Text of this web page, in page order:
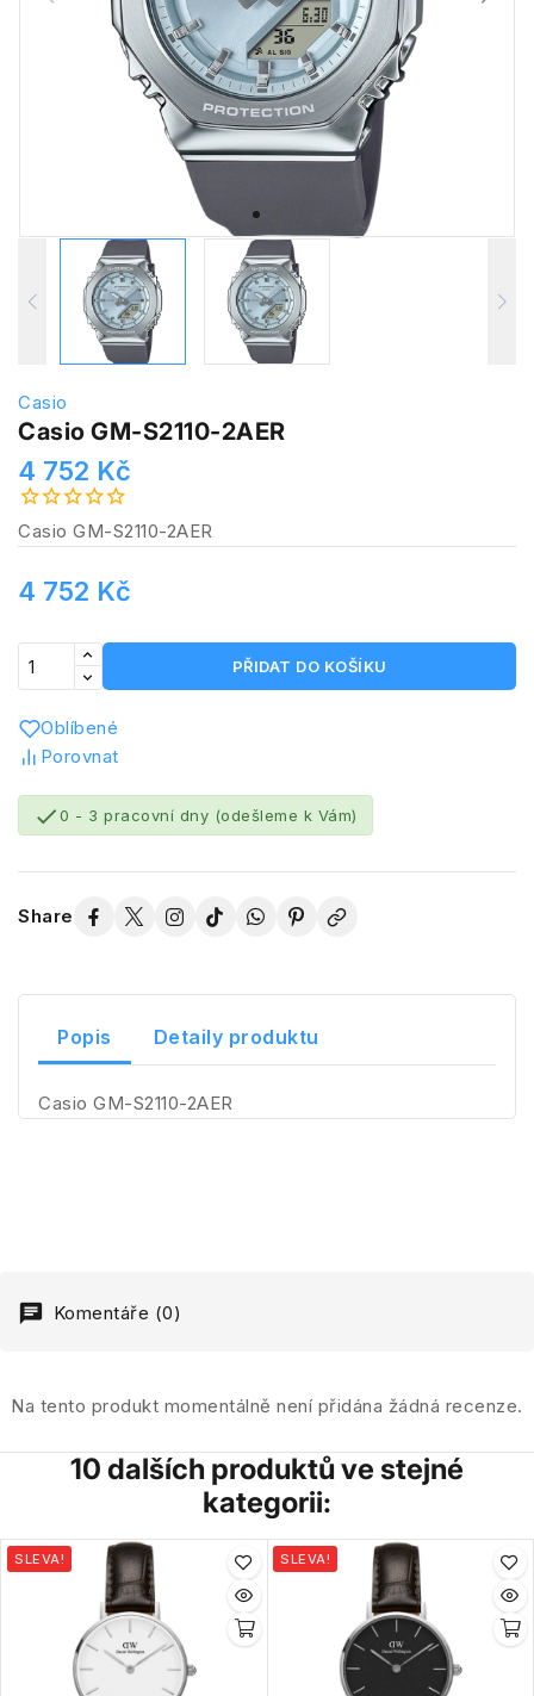
Casio
Casio GM-S2110-2AER
4 752 Kč
Casio GM-S2110-2AER
4 752 Kč
PŘIDAT DO KOŠÍKU
Oblíbené
Porovnat
0 - 3 pracovní dny (odešleme k Vám)
Share
Popis Detaily produktu
Casio GM-S2110-2AER
Komentáře (0)
Na tento produkt momentálně není přidána žádná recenze.
10 dalších produktů ve stejné
kategorii:
SLEVA! SLEVA!